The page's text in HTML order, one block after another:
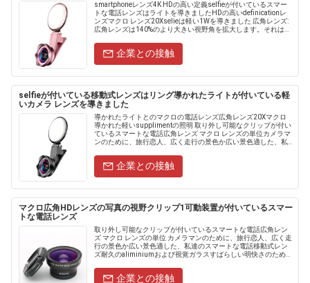
smartphoneレンズ4K HDの高い定義selfieが付いているスマー
トな電話レンズはライトを導きましたHDの高いdefinicationレ
ンズマクロ レンズ20Xselieは軽い1Wを導きました 広角レンズ:
広角レンズは140%のより大きい視野角を拡大します。それは美
企業との接触
selfieが付いている移動式レンズはリング導かれたライトが付いている軽
いカメラ レンズを導きました
導かれたライトとのマクロの電話レンズ広角レンズ20Xマクロ
導かれた軽いsupplimentの照明 取り外し可能なクリップが付い
ているスマートな電話広角レンズ マクロ レンズの単位カメラマ
ンのために、旅行恋人、広く走行の景色か広い景色適した、私
企業との接触
マクロ広角HDレンズの写真の視野クリップ1可動装置が付いているスマー
トな電話レンズ
取り外し可能なクリップが付いているスマートな電話広角レン
ズ マクロ レンズの単位 カメラマンのために、旅行恋人、広く走
行の景色か広い景色適した、私達のスマートな電話移動式レン
ズ耐久のaliminiumおよび視覚ガラスすばらしい明快さのための
を......
企業との接触